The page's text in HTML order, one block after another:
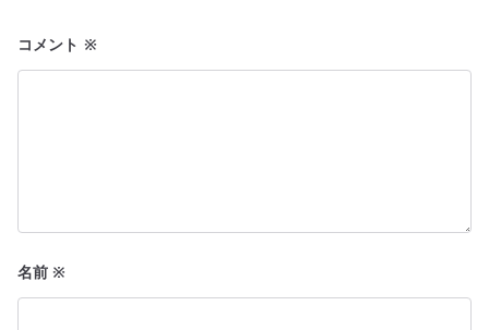
ン
コメント ※
名前※